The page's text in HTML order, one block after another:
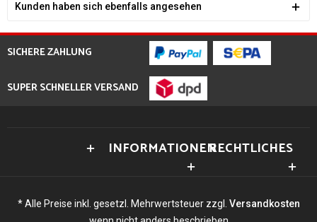
Kunden haben sich ebenfalls angesehen
SICHERE ZAHLUNG
SUPER SCHNELLER VERSAND
INFORMATIONENRECHTLICHES
* Alle Preise inkl. gesetzl. Mehrwertsteuer zzgl. Versandkosten